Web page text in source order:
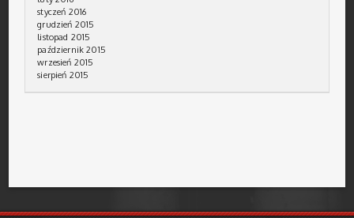
styczeń 2016
grudzień 2015
listopad 2015
październik 2015
wrzesień 2015
sierpień 2015